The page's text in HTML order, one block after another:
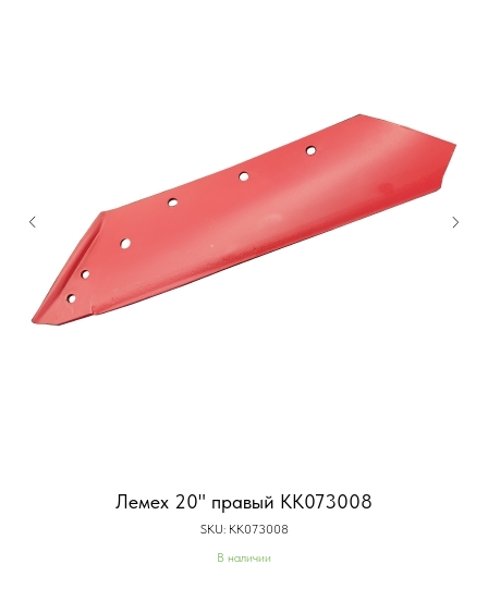
Лемех 20" правый KK073008
SKU: KK073008
В наличии